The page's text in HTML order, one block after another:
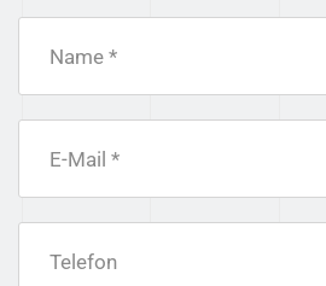
Name *
E-Mail *
Telefon